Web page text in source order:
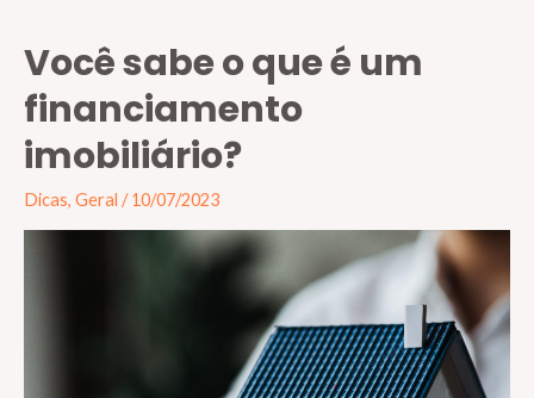
Você sabe o que é um
financiamento
imobiliário?
Dicas, Geral /10/07/2023